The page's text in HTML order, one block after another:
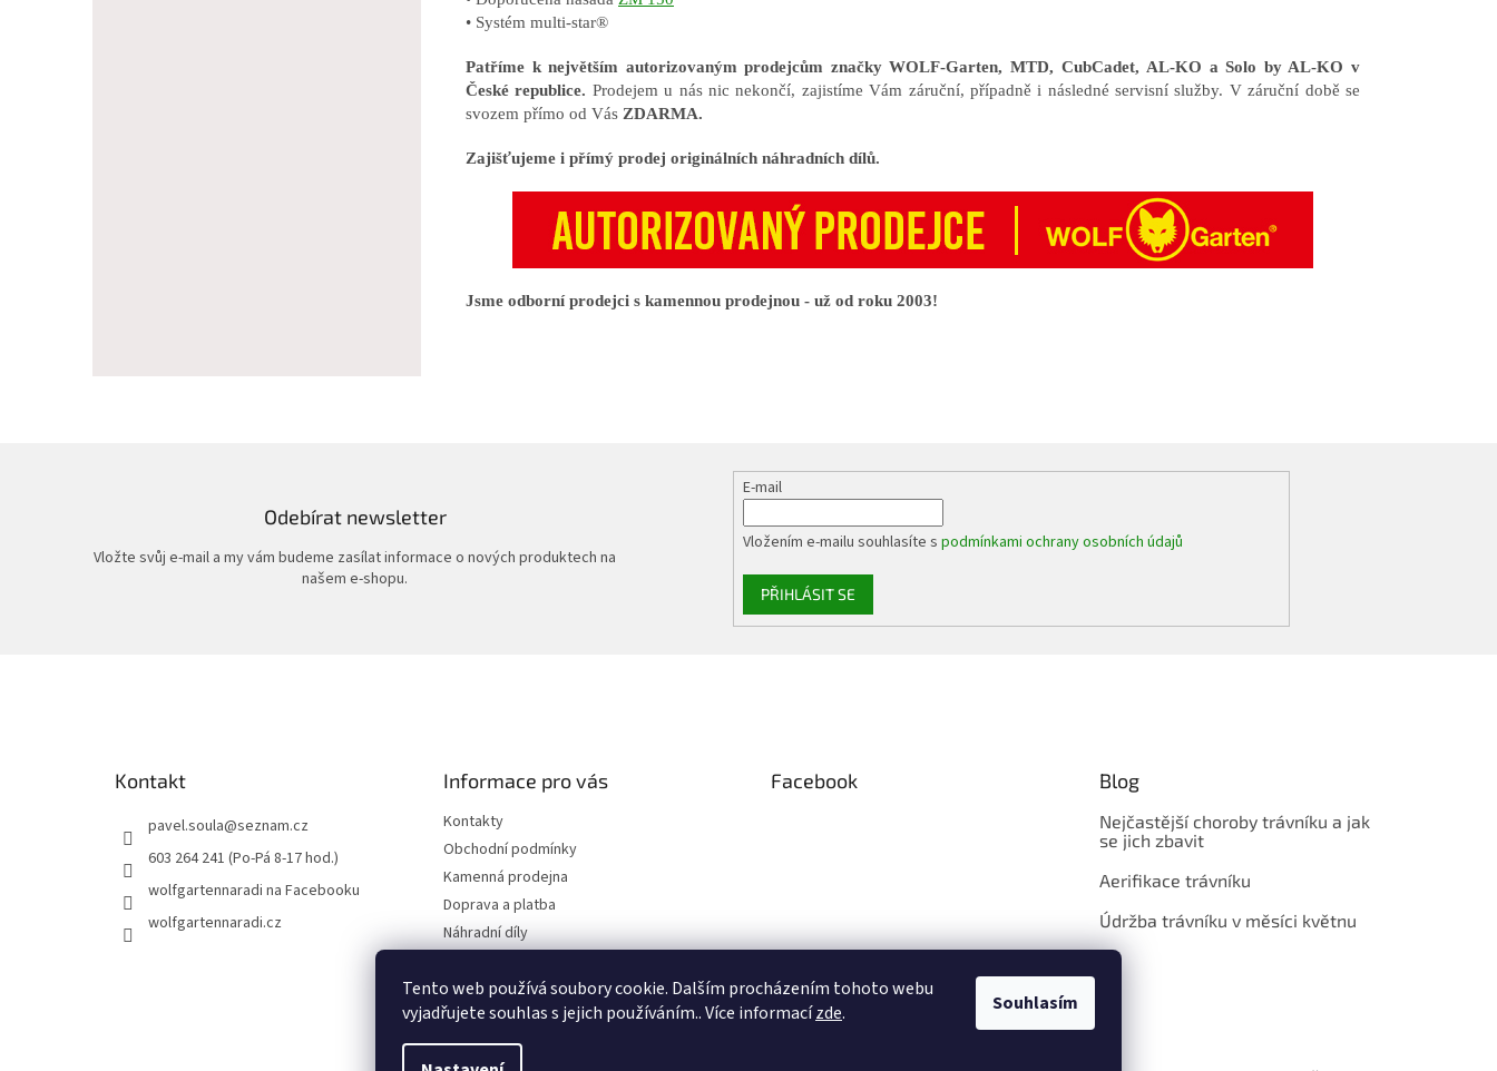
Tento web používá soubory cookie. Dalším procházením tohoto webu
vyjadřujete souhlas s jejich používáním.. Více informacízde. Souhlasím
• Systém multi-star®
Patříme k největším autorizovaným prodejcům značky WOLF-Garten, MTD, CubCadet, AL-KO a Solo by AL-KO v
České republice. Prodejem u nás nic nekončí, zajistíme Vám záruční, případně i následné servisní služby. V záruční době se
svozem přímo od Vás ZDARMA.
Zajišťujeme i přímý prodej originálních náhradních dílů.
Jsme odborní prodejci s kamennou prodejnou - už od roku 2003!
Odebírat newsletter
Vložte svůj e-mail a my vám budeme zasílat informace o nových produktech na
našem e-shopu.
E-mail
Vložením e-mailu souhlasíte spodmínkami ochrany osobních údajů
PŘIHLÁSIT SE
Kontakt
pavel.soula@seznam.cz
603 264 241 (Po-Pá 8-17 hod.)
wolfgartennaradi na Facebooku
wolfgartennaradi.cz
Informace pro vás
Kontakty
Obchodní podmínky
Kamenná prodejna
Doprava a platba
Náhradní díly
Moje objednávka
Facebook Blog
Nejčastější choroby trávníku a jak
se jich zbavit
Aerifikace trávníku
Údržba trávníku v měsíci květnu